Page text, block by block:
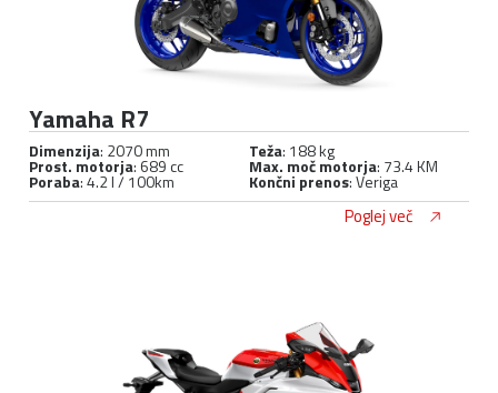
Yamaha R7
Dimenzija: 2070 mm Teža: 188 kg
Prost. motorja: 689 cc Max. moč motorja: 73.4 KM
Poraba: 4.2 l / 100km Končni prenos: Veriga
Poglej več